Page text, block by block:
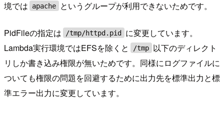
境では
apache というグループが利用できないためです。
PidFileの指定は /tmp/httpd.pid に変更しています。
Lambda実行環境ではEFSを除くと
/tmp 以下のディレクト
リしか書き込み権限が無いためです。同様にログファイルに
ついても権限の問題を回避するために出力先を標準出力と標
準エラー出力に変更しています。